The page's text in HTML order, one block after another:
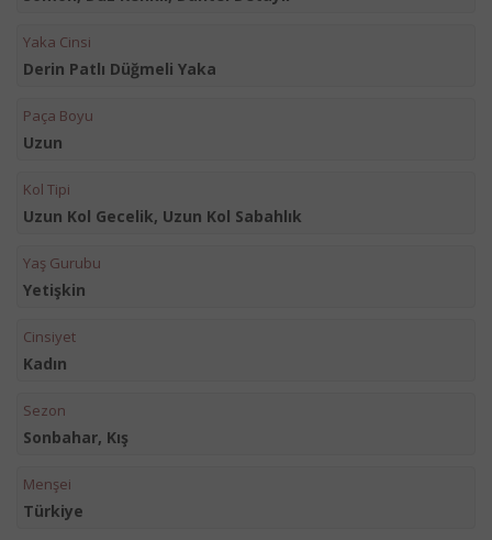
Yaka Cinsi
Derin Patlı Düğmeli Yaka
Paça Boyu
Uzun
Kol Tipi
Uzun Kol Gecelik, Uzun Kol Sabahlık
Yaş Gurubu
Yetişkin
Cinsiyet
Kadın
Sezon
Sonbahar, Kış
Menşei
Türkiye